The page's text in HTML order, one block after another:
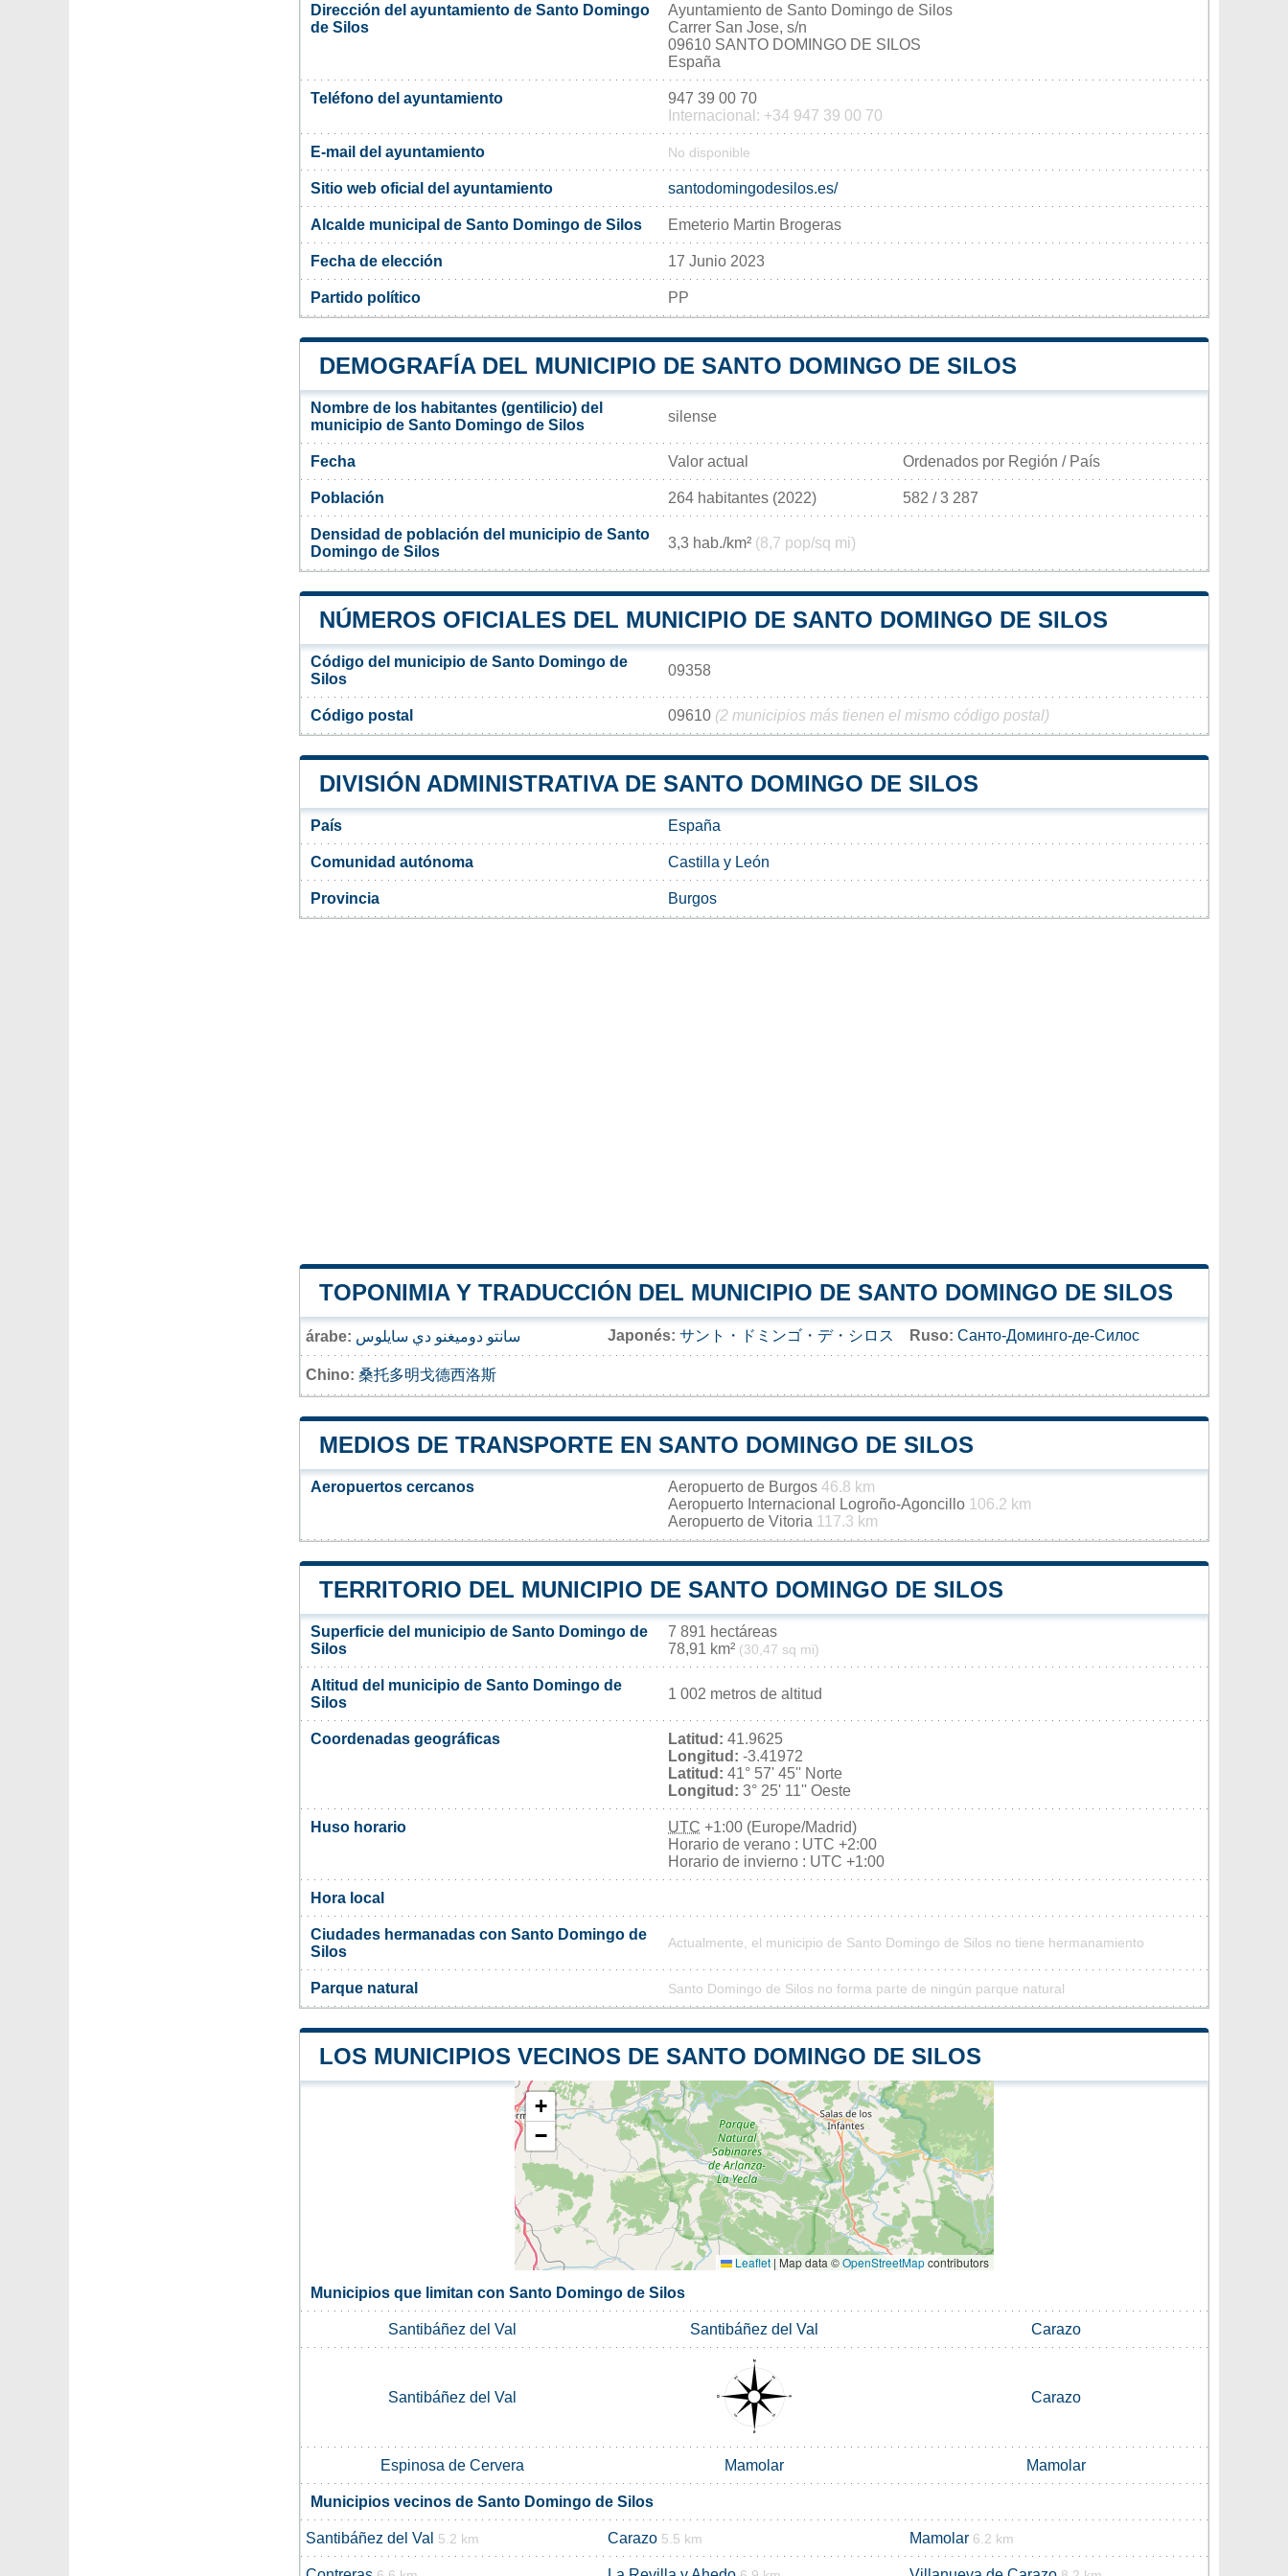
Dirección del ayuntamiento de Santo Domingo
de Silos
Ayuntamiento de Santo Domingo de Silos
Carrer San Jose, s/n
09610 SANTO DOMINGO DE SILOS
España
Teléfono del ayuntamiento
947 39 00 70
Internacional: +34 947 39 00 70
E-mail del ayuntamiento No disponible
Sitio web oficial del ayuntamiento santodomingodesilos.es/
Alcalde municipal de Santo Domingo de Silos Emeterio Martin Brogeras
Fecha de elección 17 Junio 2023
Partido político PP
DEMOGRAFÍA DEL MUNICIPIO DE SANTO DOMINGO DE SILOS
Nombre de los habitantes (gentilicio) del
municipio de Santo Domingo de Silos
silense
Fecha Valor actual Ordenados por Región / País
Población 264 habitantes (2022) 582 / 3 287
Densidad de población del municipio de Santo
Domingo de Silos
3,3 hab./km² (8,7 pop/sq mi)
NÚMEROS OFICIALES DEL MUNICIPIO DE SANTO DOMINGO DE SILOS
Código del municipio de Santo Domingo de
Silos
09358
Código postal 09610 (2 municipios más tienen el mismo código postal)
DIVISIÓN ADMINISTRATIVA DE SANTO DOMINGO DE SILOS
País España
Comunidad autónoma Castilla y León
Provincia Burgos
TOPONIMIA Y TRADUCCIÓN DEL MUNICIPIO DE SANTO DOMINGO DE SILOS
árabe: سانتو دوميغنو دي سايلوس Japonés: サント・ドミンゴ・デ・シロス Ruso: Санто-Доминго-де-Силос
Chino: 桑托多明戈德西洛斯
MEDIOS DE TRANSPORTE EN SANTO DOMINGO DE SILOS
Aeropuertos cercanos Aeropuerto de Burgos 46.8 km
Aeropuerto Internacional Logroño-Agoncillo 106.2 km
Aeropuerto de Vitoria 117.3 km
TERRITORIO DEL MUNICIPIO DE SANTO DOMINGO DE SILOS
Superficie del municipio de Santo Domingo de
Silos
7 891 hectáreas
78,91 km² (30,47 sq mi)
Altitud del municipio de Santo Domingo de
Silos
1 002 metros de altitud
Coordenadas geográficas Latitud: 41.9625
Longitud: -3.41972
Latitud: 41° 57' 45'' Norte
Longitud: 3° 25' 11'' Oeste
Huso horario UTC +1:00 (Europe/Madrid)
Horario de verano : UTC +2:00
Horario de invierno : UTC +1:00
Hora local
Ciudades hermanadas con Santo Domingo de
Silos
Actualmente, el municipio de Santo Domingo de Silos no tiene hermanamiento
Parque natural Santo Domingo de Silos no forma parte de ningún parque natural
LOS MUNICIPIOS VECINOS DE SANTO DOMINGO DE SILOS
+
−
Leaflet | Map data ©OpenStreetMapcontributors
Municipios que limitan con Santo Domingo de Silos
Santibáñez del Val Santibáñez del Val Carazo
Santibáñez del Val Carazo
Espinosa de Cervera Mamolar Mamolar
Municipios vecinos de Santo Domingo de Silos
Santibáñez del Val 5.2 km Carazo 5.5 km Mamolar 6.2 km